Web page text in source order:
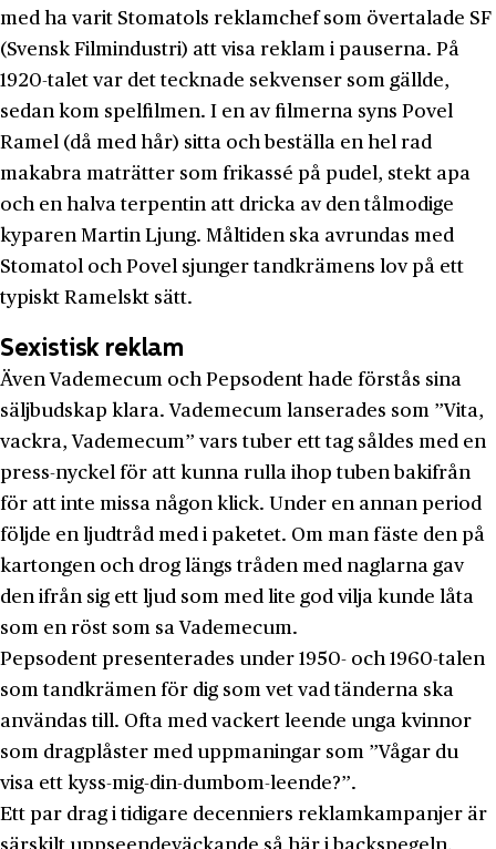
med ha varit Stomatols reklamchef som övertalade SF
(Svensk Filmindustri) att visa reklam i pauserna. På
1920-talet var det tecknade sekvenser som gällde,
sedan kom spelfilmen. I en av filmerna syns Povel
Ramel (då med hår) sitta och beställa en hel rad
makabra maträtter som frikassé på pudel, stekt apa
och en halva terpentin att dricka av den tålmodige
kyparen Martin Ljung. Måltiden ska avrundas med
Stomatol och Povel sjunger tandkrämens lov på ett
typiskt Ramelskt sätt.
Sexistisk reklam
Även Vademecum och Pepsodent hade förstås sina
säljbudskap klara. Vademecum lanserades som ”Vita,
vackra, Vademecum” vars tuber ett tag såldes med en
press-nyckel för att kunna rulla ihop tuben bakifrån
för att inte missa någon klick. Under en annan period
följde en ljudtråd med i paketet. Om man fäste den på
kartongen och drog längs tråden med naglarna gav
den ifrån sig ett ljud som med lite god vilja kunde låta
som en röst som sa Vademecum.
Pepsodent presenterades under 1950- och 1960-talen
som tandkrämen för dig som vet vad tänderna ska
användas till. Ofta med vackert leende unga kvinnor
som dragplåster med uppmaningar som ”Vågar du
visa ett kyss-mig-din-dumbom-leende?”.
Ett par drag i tidigare decenniers reklamkampanjer är